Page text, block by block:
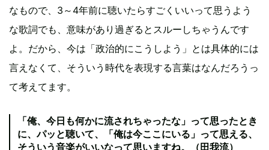
なもので、3～4年前に聴いたらすごくいいって思うよう
な歌詞でも、意味があり過ぎるとスルーしちゃうんです
よ。だから、今は「政治的にこうしよう」とは具体的には
言えなくて、そういう時代を表現する言葉はなんだろうっ
て考えてます。
「俺、今日も何かに流されちゃったな」って思ったとき
に、パッと聴いて、「俺は今ここにいる」って思える、
そういう音楽がいいなって思いますね。（田我流）